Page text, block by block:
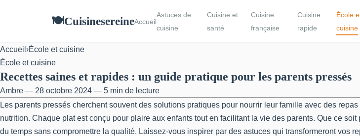
🍽CuisinesereineAccueil
Astuces de
cuisine
Cuisine et
santé
Cuisine
française
Cuisine
rapide
École
cuisine
Accueil ›École et cuisine
École et cuisine
Recettes saines et rapides : un guide pratique pour les parents pressés
Ambre — 28 octobre 2024 — 5 min de lecture
Les parents pressés cherchent souvent des solutions pratiques pour nourrir leur famille avec des
nutrition. Chaque plat est conçu pour plaire aux enfants tout en facilitant la vie des parents. Que ce
du temps sans compromettre la qualité. Laissez-vous inspirer par des astuces qui transformeront vos